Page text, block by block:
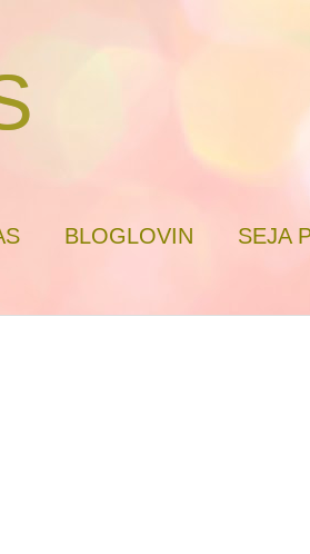
BLOGLOVIN SEJA